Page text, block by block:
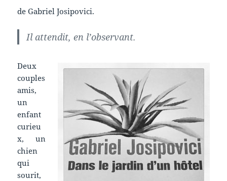
de Gabriel Josipovici.
Il attendit, en l’observant.
Deux
couples
amis,
un
enfant
curieu
x, un
chien
qui
sourit,